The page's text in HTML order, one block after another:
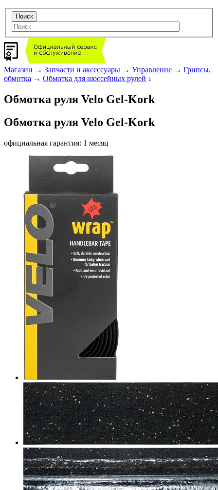
Магазин → Запчасти и аксессуары → Управление → Грипсы,
обмотка → Обмотка для шоссейных рулей ↓
Обмотка руля Velo Gel-Kork
Обмотка руля Velo Gel-Kork
официальная гарантия: 1 месяц